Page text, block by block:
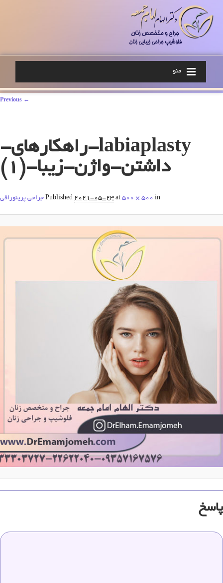
منو
← Previous
labiaplasty-راهکارهای-
داشتن-واژن-زیبا-(1)
Published 2021-05-23 at 500 × 500 in جراحی پرینورافی
پاسخ